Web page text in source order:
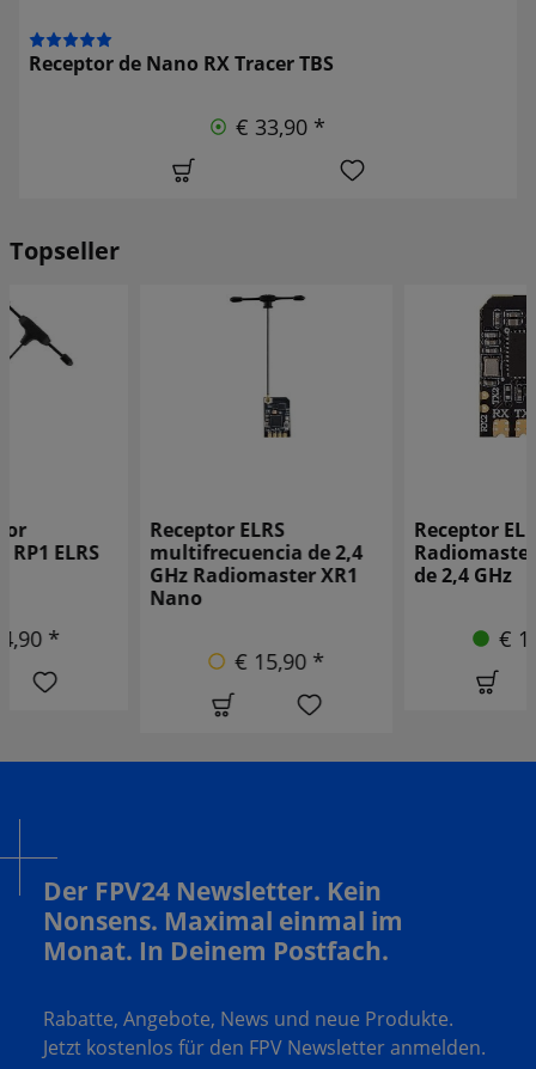
Receptor de Nano RX Tracer TBS
€ 33,90 *
Topseller
Receptor ELRS
multifrecuencia de 2,4
GHz Radiomaster XR1
Receptor ELRS
Radiomaster XR2 Nano
de 2,4 GHz
Der FPV24 Newsletter. Kein
Nonsens. Maximal einmal im
Monat. In Deinem Postfach.
Rabatte, Angebote, News und neue Produkte.
Jetzt kostenlos für den FPV Newsletter anmelden.